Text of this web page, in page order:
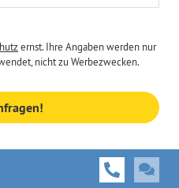
ernst. Ihre Angaben werden nur
nicht zu Werbezwecken.